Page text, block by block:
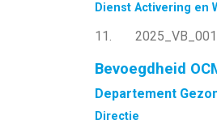
Dienst Activering en
11
Bevoegdheid
Departement
Directie